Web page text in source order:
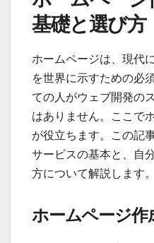
基礎と選び方
ホームページは、現代
を世界に示すための必
ての人がウェブ開発の
はありません。ここで
が役立ちます。この記
サービスの基本と、自
方について解説します。
ホームページ作